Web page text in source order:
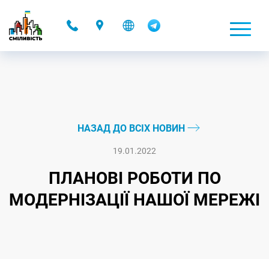
НАЗАД ДО ВСІХ НОВИН
19.01.2022
ПЛАНОВІ РОБОТИ ПО
МОДЕРНІЗАЦІЇ НАШОЇ МЕРЕЖІ